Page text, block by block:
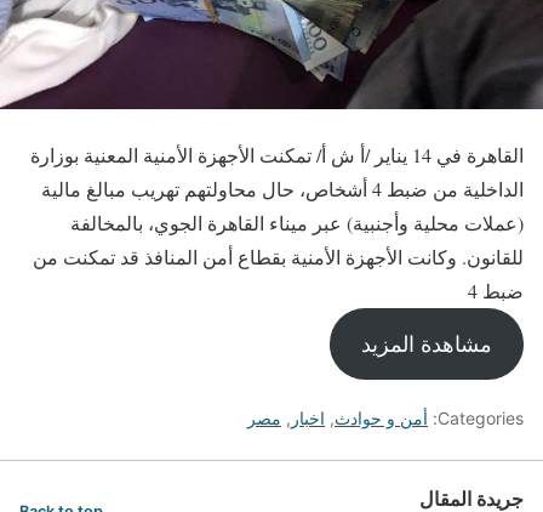
القاهرة في 14 يناير /أ ش أ/ تمكنت الأجهزة الأمنية المعنية بوزارة
الداخلية من ضبط 4 أشخاص، حال محاولتهم تهريب مبالغ مالية
(عملات محلية وأجنبية) عبر ميناء القاهرة الجوي، بالمخالفة
للقانون. وكانت الأجهزة الأمنية بقطاع أمن المنافذ قد تمكنت من
ضبط 4
مشاهدة المزيد
Categories: أمن و حوادث, اخبار , مصر
جريدة المقال